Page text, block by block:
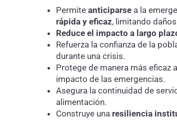
Permite anticiparse a la
rápida y eficaz, limitando
Reduce el impacto a largo
Refuerza la confianza de la
durante una crisis.
Protege de manera más eficaz
impacto de las emergencias.
Asegura la continuidad de
alimentación.
Construye una resiliencia